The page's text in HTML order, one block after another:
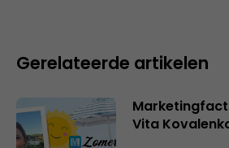
Gerelateerde artikelen
Vita